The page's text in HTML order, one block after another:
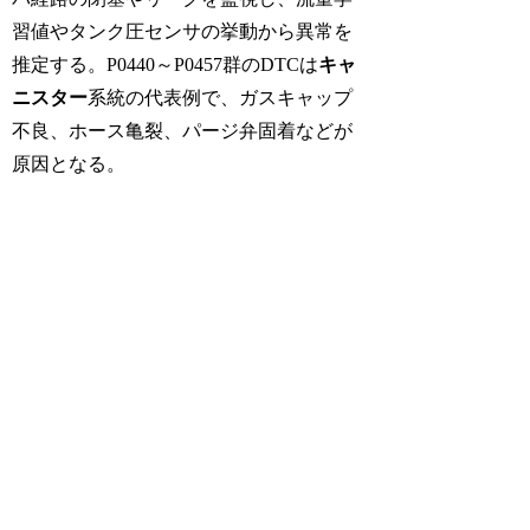
習値やタンク圧センサの挙動から異常を
推定する。P0440～P0457群のDTCはキャ
ニスター系統の代表例で、ガスキャップ
不良、ホース亀裂、パージ弁固着などが
原因となる。